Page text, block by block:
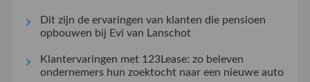
Dit zijn de ervaringen van klanten die pensioen
opbouwen bij Evi van Lanschot
Klantervaringen met 123Lease: zo beleven
ondernemers hun zoektocht naar een nieuwe auto